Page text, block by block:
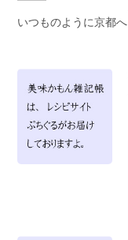
いつものように京都へ